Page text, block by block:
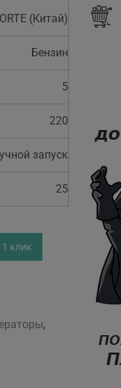
(Китай)
Бензин
5
220
запуск
25
клик
,